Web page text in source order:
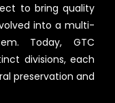
to bring quality
into a multi-
Today, GTC
divisions, each
preservation and